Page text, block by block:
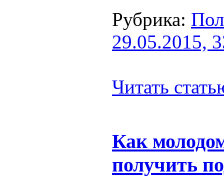
Рубрика:
29.05.2015,
Читать
Как
получить